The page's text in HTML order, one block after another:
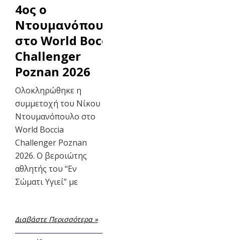
4ος ο
Ντουμανόπουλος
στο World Boccia
Challenger
Poznan 2026
Ολοκληρώθηκε η
συμμετοχή του Νίκου
Ντουμανόπουλο στο
World Boccia
Challenger Poznan
2026. Ο βεροιώτης
αθλητής του “Εν
Σώματι Υγιεί” με
Διαβάστε Περισσότερα »